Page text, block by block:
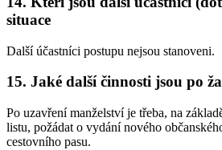
situace
Další účastníci postupu nejsou stanoveni.
15. Jaké další činnosti jsou po
Po uzavření manželství je třeba, na
listu, požádat o vydání nového
cestovního pasu.